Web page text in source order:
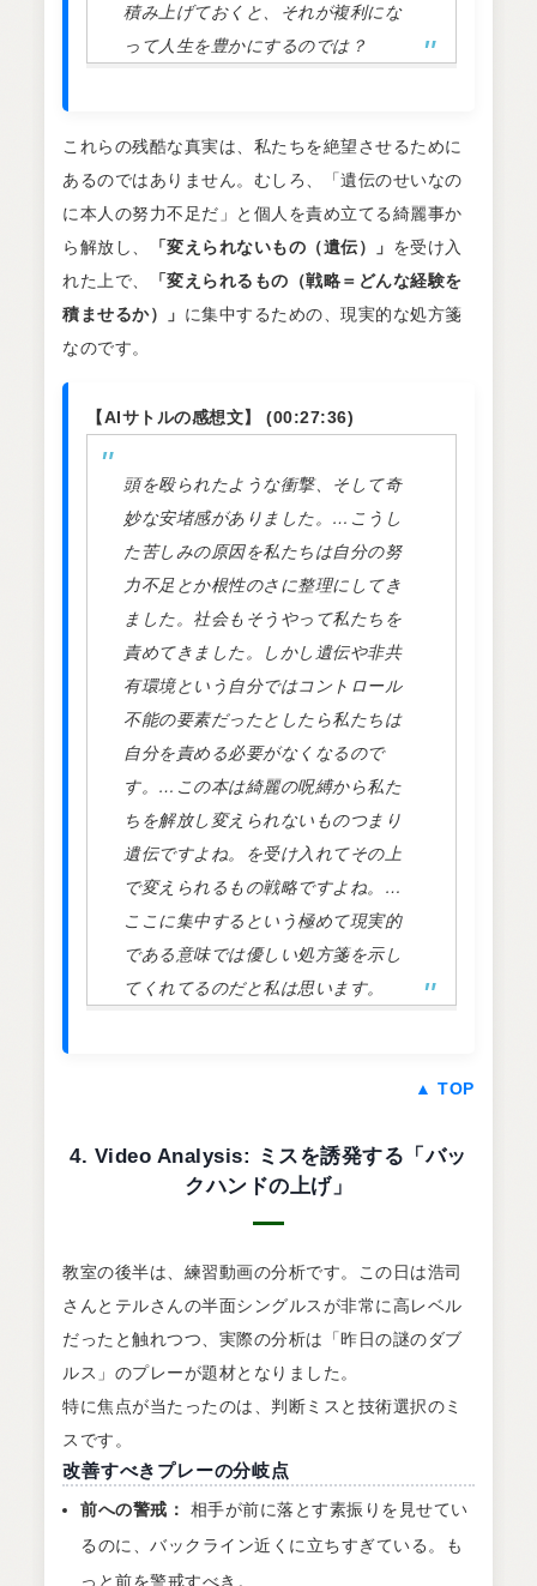
積み上げておくと、それが複利にな
って人生を豊かにするのでは？
これらの残酷な真実は、私たちを絶望させるために
あるのではありません。むしろ、「遺伝のせいなの
に本人の努力不足だ」と個人を責め立てる綺麗事か
ら解放し、
「変えられないもの（遺伝）」 を受け入
れた上で、
「変えられるもの（戦略＝どんな経験を
積ませるか）」 に集中するための、現実的な処方箋
なのです。
【AIサトルの感想文】 (00:27:36)
頭を殴られたような衝撃、そして奇
妙な安堵感がありました。…こうし
た苦しみの原因を私たちは自分の努
力不足とか根性のさに整理にしてき
ました。社会もそうやって私たちを
責めてきました。しかし遺伝や非共
有環境という自分ではコントロール
不能の要素だったとしたら私たちは
自分を責める必要がなくなるので
す。…この本は綺麗の呪縛から私た
ちを解放し変えられないものつまり
遺伝ですよね。を受け入れてその上
で変えられるもの戦略ですよね。…
ここに集中するという極めて現実的
である意味では優しい処方箋を示し
てくれてるのだと私は思います。
▲ TOP
4. Video Analysis: ミスを誘発する「バッ
クハンドの上げ」
教室の後半は、練習動画の分析です。この日は浩司
さんとテルさんの半面シングルスが非常に高レベル
だったと触れつつ、実際の分析は「昨日の謎のダブ
ルス」のプレーが題材となりました。
特に焦点が当たったのは、判断ミスと技術選択のミ
スです。
改善すべきプレーの分岐点
前への警戒：
相手が前に落とす素振りを見せてい
るのに、バックライン近くに立ちすぎている。も
っと前を警戒すべき。